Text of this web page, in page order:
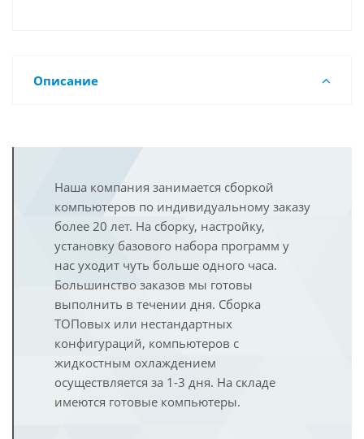
Описание
Наша компания занимается сборкой
компьютеров по индивидуальному заказу
более 20 лет. На сборку, настройку,
установку базового набора программ у
нас уходит чуть больше одного часа.
Большинство заказов мы готовы
выполнить в течении дня. Сборка
ТОПовых или нестандартных
конфигураций, компьютеров с
жидкостным охлаждением
осуществляется за 1-3 дня. На складе
имеются готовые компьютеры.